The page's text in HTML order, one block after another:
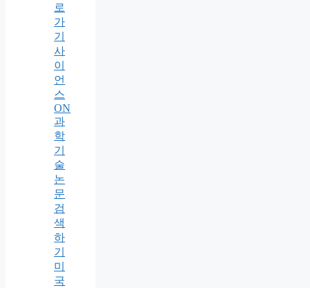
로
가
기
사
이
언
스
ON
과
학
기
술
논
문
검
색
하
기
미
국